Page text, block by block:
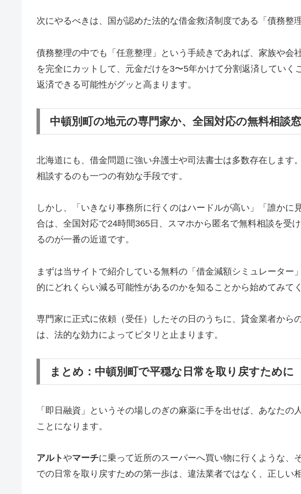
次にやるべきは、国が認めた法的な借金救済制度である「債務整
債務整理の中でも「任意整理」という手続きであれば、家族や会
を完全にカットして、元金だけを3〜5年かけて分割返済していく
返済できる可能性がグッと高まります。
中頓別町の地元の専門家か、全国対応の無料相談
北海道にも、借金問題に強い弁護士や司法書士は多数存在します
相談するのも一つの有効な手段です。
しかし、「いきなり事務所に行くのはハードルが高い」「誰かに
合は、全国対応で24時間365日、スマホから匿名で無料相談を受
るのが一番の近道です。
まずは当サイトで紹介している無料の「借金減額シミュレーター
的にどれくらい減る可能性があるのかを知ることから始めてみて
専門家に正式に依頼（受任）したその日のうちに、貸金業者から
は、法的な効力によってピタリと止まります。
まとめ：中頓別町で平穏な日常を取り戻すために
「即日融資」というその場しのぎの麻薬に手を出せば、あなたの
ことになります。
アルトやマーチに乗って近所のスーパーへ買い物に行くような、
での日常を取り戻すための第一歩は、違法業者ではなく、正しい